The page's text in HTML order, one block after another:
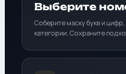
Выберите
Соберите маску букв и
категории. Сохраните